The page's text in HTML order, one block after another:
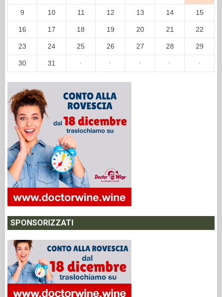
9 10 11 12 13 14 15
16 17 18 19 20 21 22
23 24 25 26 27 28 29
30 31 · · · · ·
SPONSORIZZATI